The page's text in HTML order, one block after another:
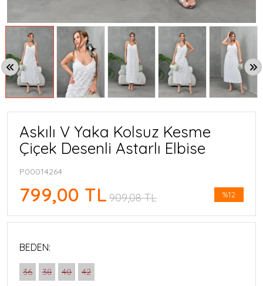
Askılı V Yaka Kolsuz Kesme
Çiçek Desenli Astarlı Elbise
P00014264
%12
799,00 TL 909,08 TL
BEDEN:
36 38 40 42